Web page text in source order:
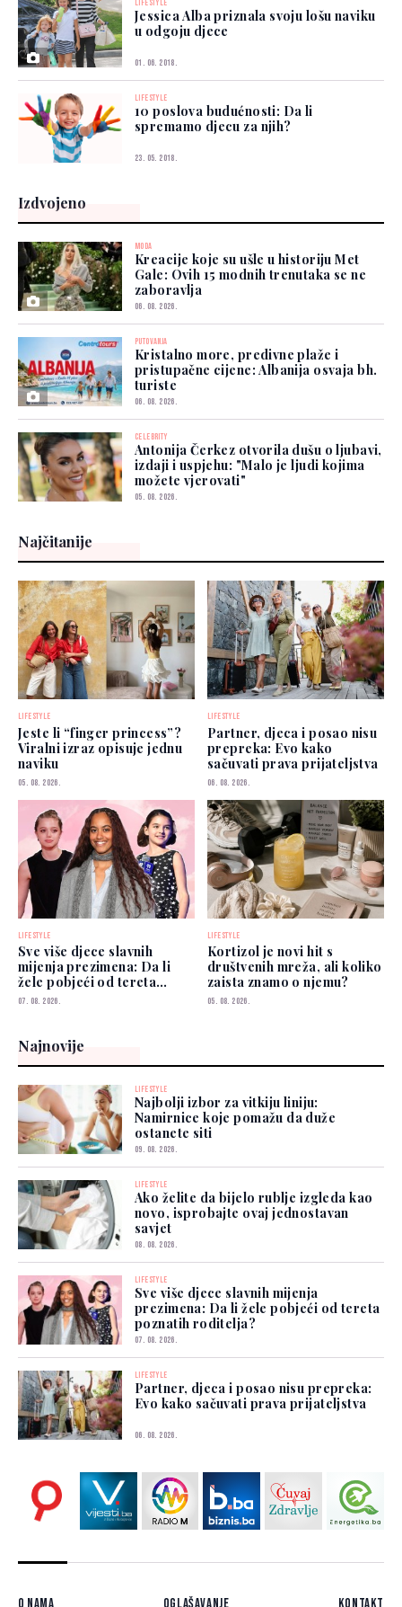
LIFESTYLE
Jessica Alba priznala svoju lošu naviku
u odgoju djece
01. 06. 2018.
LIFESTYLE
10 poslova budućnosti: Da li
spremamo djecu za njih?
23. 05. 2018.
Izdvojeno
MODA
Kreacije koje su ušle u historiju Met
Gale: Ovih 15 modnih trenutaka se ne
zaboravlja
06. 08. 2026.
PUTOVANJA
Kristalno more, predivne plaže i
pristupačne cijene: Albanija osvaja bh.
turiste
06. 08. 2026.
CELEBRITY
Antonija Čerkez otvorila dušu o ljubavi,
izdaji i uspjehu: "Malo je ljudi kojima
možete vjerovati"
05. 08. 2026.
Najčitanije
LIFESTYLE
Jeste li “finger princess”?
Viralni izraz opisuje jednu
naviku
05. 08. 2026.
LIFESTYLE
Partner, djeca i posao nisu
prepreka: Evo kako
sačuvati prava prijateljstva
06. 08. 2026.
LIFESTYLE
Sve više djece slavnih
mijenja prezimena: Da li
žele pobjeći od tereta
poznatih roditelja?
07. 08. 2026.
LIFESTYLE
Kortizol je novi hit s
društvenih mreža, ali koliko
zaista znamo o njemu?
05. 08. 2026.
Najnovije
LIFESTYLE
Najbolji izbor za vitkiju liniju:
Namirnice koje pomažu da duže
ostanete siti
09. 08. 2026.
LIFESTYLE
Ako želite da bijelo rublje izgleda kao
novo, isprobajte ovaj jednostavan
savjet
08. 08. 2026.
LIFESTYLE
Sve više djece slavnih mijenja
prezimena: Da li žele pobjeći od tereta
poznatih roditelja?
07. 08. 2026.
LIFESTYLE
Partner, djeca i posao nisu prepreka:
Evo kako sačuvati prava prijateljstva
06. 08. 2026.